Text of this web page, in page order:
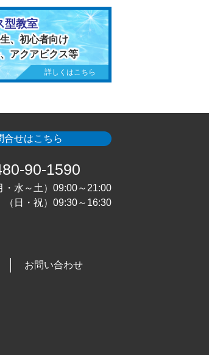
型教室
、初心者向け
アクアビクス等
詳しくはこちら
合せはこちら
90-1590
・水～土）09:00～21:00
（日・祝）09:30～16:30
お問い合わせ